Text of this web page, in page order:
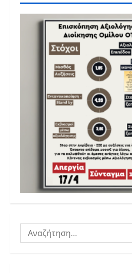
Αναζήτηση
για: